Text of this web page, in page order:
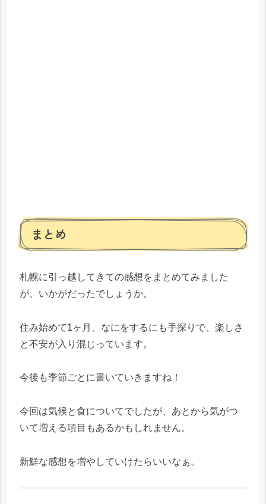
まとめ
札幌に引っ越してきての感想をまとめてみました
が、いかがだったでしょうか。
住み始めて1ヶ月、なにをするにも手探りで、楽しさ
と不安が入り混じっています。
今後も季節ごとに書いていきますね！
今回は気候と食についてでしたが、あとから気がつ
いて増える項目もあるかもしれません。
新鮮な感想を増やしていけたらいいなぁ。